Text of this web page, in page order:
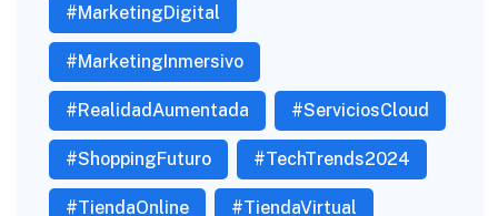
#MarketingDigital
#MarketingInmersivo
#RealidadAumentada #ServiciosCloud
#ShoppingFuturo #TechTrends2024
#TiendaOnline #TiendaVirtual